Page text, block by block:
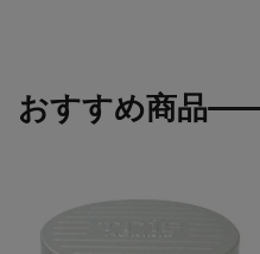
おすすめ商品